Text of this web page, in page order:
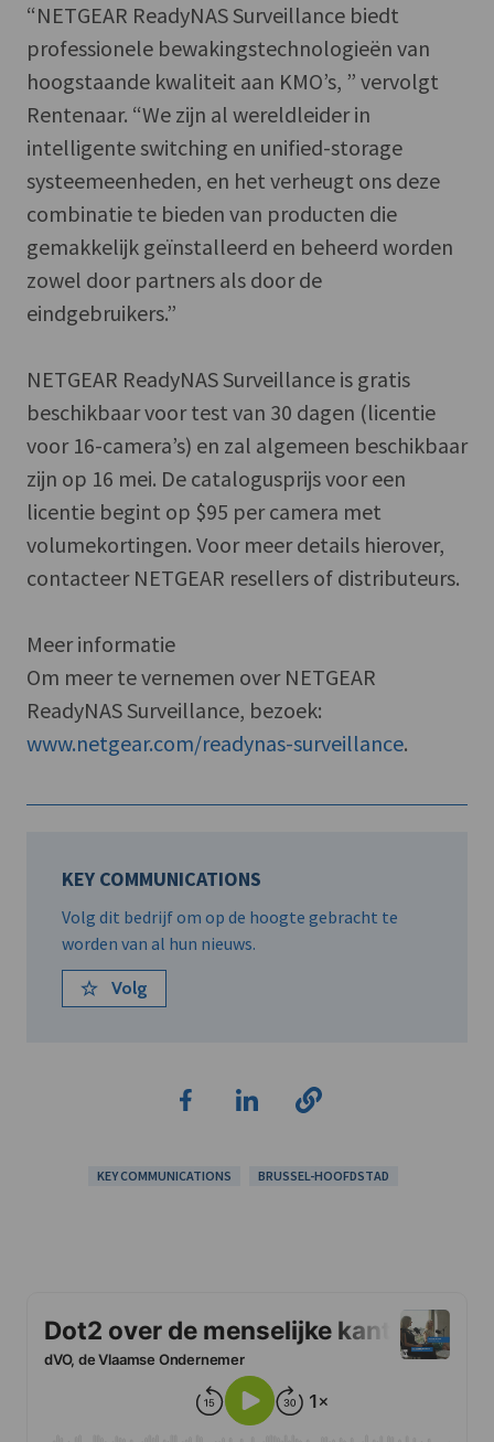
“NETGEAR ReadyNAS Surveillance biedt
professionele bewakingstechnologieën van
hoogstaande kwaliteit aan KMO’s, ” vervolgt
Rentenaar. “We zijn al wereldleider in
intelligente switching en unified-storage
systeemeenheden, en het verheugt ons deze
combinatie te bieden van producten die
gemakkelijk geïnstalleerd en beheerd worden
zowel door partners als door de
eindgebruikers.”
NETGEAR ReadyNAS Surveillance is gratis
beschikbaar voor test van 30 dagen (licentie
voor 16-camera’s) en zal algemeen beschikbaar
zijn op 16 mei. De catalogusprijs voor een
licentie begint op $95 per camera met
volumekortingen. Voor meer details hierover,
contacteer NETGEAR resellers of distributeurs.
Meer informatie
Om meer te vernemen over NETGEAR
ReadyNAS Surveillance, bezoek:
www.netgear.com/readynas-surveillance.
KEY COMMUNICATIONS
Volg dit bedrijf om op de hoogte gebracht te
worden van al hun nieuws.
Volg
KEY COMMUNICATIONS BRUSSEL-HOOFDSTAD